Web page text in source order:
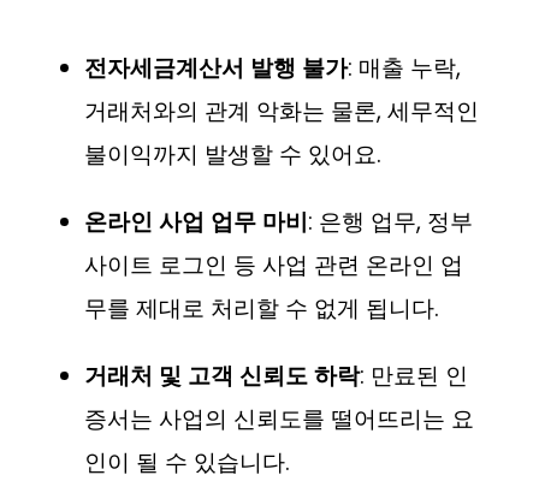
전자세금계산서 발행 불가: 매출 누락,
거래처와의 관계 악화는 물론, 세무적인
불이익까지 발생할 수 있어요.
온라인 사업 업무 마비: 은행 업무, 정부
사이트 로그인 등 사업 관련 온라인 업
무를 제대로 처리할 수 없게 됩니다.
거래처 및 고객 신뢰도 하락: 만료된 인
증서는 사업의 신뢰도를 떨어뜨리는 요
인이 될 수 있습니다.